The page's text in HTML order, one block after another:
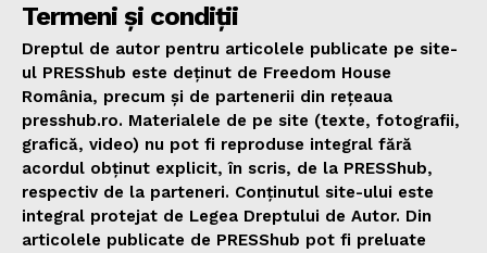
Termeni și condiții
Dreptul de autor pentru articolele publicate pe site-
ul PRESShub este deținut de Freedom House
România, precum și de partenerii din rețeaua
presshub.ro. Materialele de pe site (texte, fotografii,
grafică, video) nu pot fi reproduse integral fără
acordul obținut explicit, în scris, de la PRESShub,
respectiv de la parteneri. Conținutul site-ului este
integral protejat de Legea Dreptului de Autor. Din
articolele publicate de PRESShub pot fi preluate